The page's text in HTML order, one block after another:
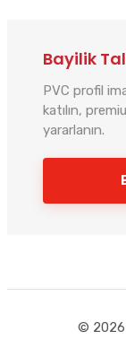
Bayilik
PVC profil
katılın,
yararlanın.
© 2026
PVC